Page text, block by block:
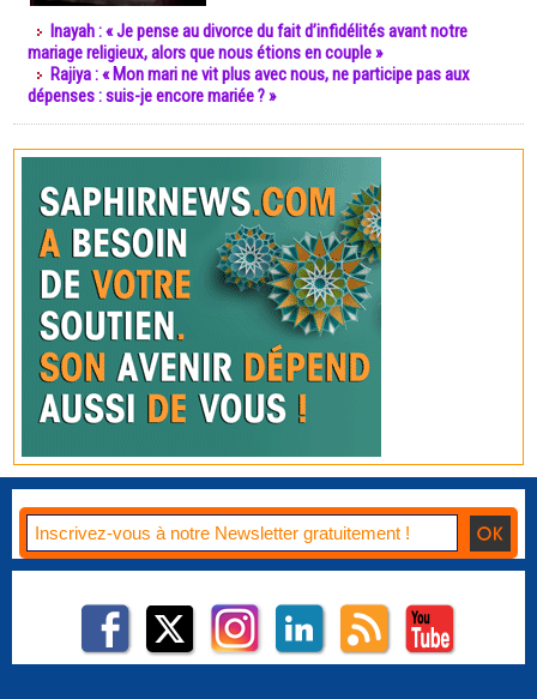
Inayah : « Je pense au divorce du fait d’infidélités avant notre
mariage religieux, alors que nous étions en couple »
Rajiya : « Mon mari ne vit plus avec nous, ne participe pas aux
dépenses : suis-je encore mariée ? »